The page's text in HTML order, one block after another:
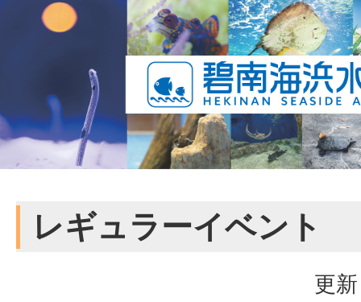
レギュラーイベント
更